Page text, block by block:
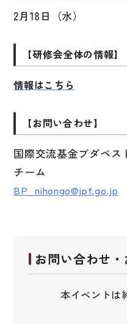
2月18日（水）
【研修会全体の情報】
情報はこちら
【お問い合わせ】
国際交流基金ブダペス
チーム
BP_nihongo@jpf.go.jp
お問い合わせ
本イベントは